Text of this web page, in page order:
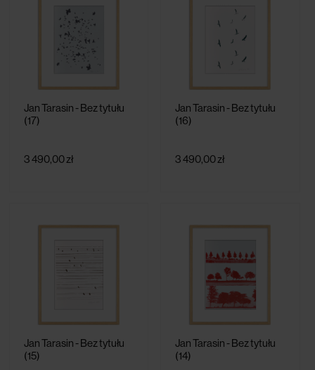
Jan Tarasin - Bez tytułu
(17)
3 490,00 zł
Jan Tarasin - Bez tytułu
(16)
3 490,00 zł
Jan Tarasin - Bez tytułu
(15)
Jan Tarasin - Bez tytułu
(14)